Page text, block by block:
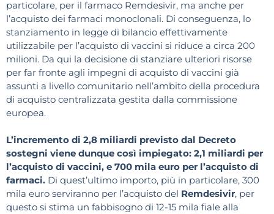
particolare, per il farmaco Remdesivir, ma anche per
l’acquisto dei farmaci monoclonali. Di conseguenza, lo
stanziamento in legge di bilancio effettivamente
utilizzabile per l’acquisto di vaccini si riduce a circa 200
milioni. Da qui la decisione di stanziare ulteriori risorse
per far fronte agli impegni di acquisto di vaccini già
assunti a livello comunitario nell’ambito della procedura
di acquisto centralizzata gestita dalla commissione
europea.
L’incremento di 2,8 miliardi previsto dal Decreto
sostegni viene dunque così impiegato: 2,1 miliardi per
l’acquisto di vaccini, e 700 mila euro per l’acquisto di
farmaci. Di quest’ultimo importo, più in particolare, 300
mila euro serviranno per l’acquisto del Remdesivir, per
questo si stima un fabbisogno di 12-15 mila fiale alla